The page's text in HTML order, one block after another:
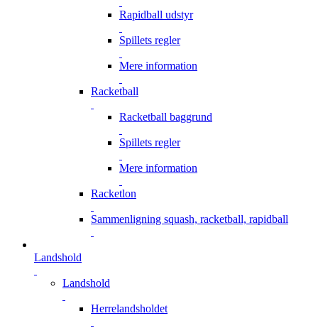
Rapidball udstyr
Spillets regler
Mere information
Racketball
Racketball baggrund
Spillets regler
Mere information
Racketlon
Sammenligning squash, racketball, rapidball
Landshold
Landshold
Herrelandsholdet